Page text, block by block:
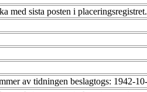
med sista posten i placeringsregistret.
av tidningen beslagtogs: 1942-